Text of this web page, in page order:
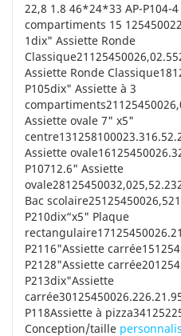
22,8 1.8 46*24*33 AP-P104-
compartiments 15
1dix" Assiette Ronde
Assiette Ronde
P105dix" Assiette à 3
Assiette ovale 7" x5"
Assiette
P10712.6" Assiette
Bac
P210dix“x5" Plaque
P2116"Assiette
P2128"Assiette
P213dix"Assiette
P118Assiette à
Conception/taille